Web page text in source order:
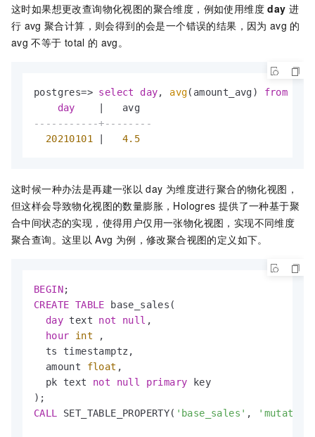
这时如果想更改查询物化视图的聚合维度，例如使用维度 day 进
行 avg 聚合计算，则会得到的会是一个错误的结果，因为 avg 的
avg 不等于 total 的 avg。
postgres=> select day, avg(amount_avg) from
day
-----------+--------
20210101
4.5
这时候一种办法是再建一张以 day 为维度进行聚合的物化视图，
但这样会导致物化视图的数量膨胀，Hologres 提供了一种基于聚
合中间状态的实现，使得用户仅用一张物化视图，实现不同维度
聚合查询。这里以 Avg 为例，修改聚合视图的定义如下。
BEGIN
CREATE TABLE base_sales(
day text not null ,
hour
int ,
  ts timestamptz,
  amount
float ,
  pk text
not null primary key
CALL
SET_TABLE_PROPERTY( 'base_sales' ,